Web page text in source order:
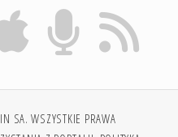
SA. WSZYSTKIE PRAWA